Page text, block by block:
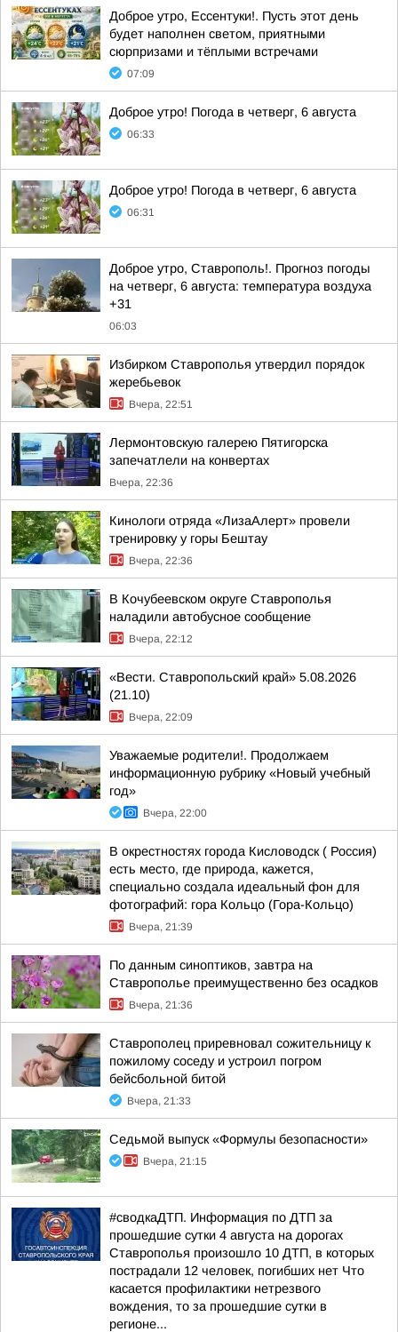
Доброе утро, Ессентуки!. Пусть этот день
будет наполнен светом, приятными
сюрпризами и тёплыми встречами
07:09
Доброе утро! Погода в четверг, 6 августа
06:33
Доброе утро! Погода в четверг, 6 августа
06:31
Доброе утро, Ставрополь!. Прогноз погоды
на четверг, 6 августа: температура воздуха
+31
06:03
Избирком Ставрополья утвердил порядок
жеребьевок
Вчера, 22:51
Лермонтовскую галерею Пятигорска
запечатлели на конвертах
Вчера, 22:36
Кинологи отряда «ЛизаАлерт» провели
тренировку у горы Бештау
Вчера, 22:36
В Кочубеевском округе Ставрополья
наладили автобусное сообщение
Вчера, 22:12
«Вести. Ставропольский край» 5.08.2026
(21.10)
Вчера, 22:09
Уважаемые родители!. Продолжаем
информационную рубрику «Новый учебный
год»
Вчера, 22:00
В окрестностях города Кисловодск ( Россия)
есть место, где природа, кажется,
специально создала идеальный фон для
фотографий: гора Кольцо (Гора-Кольцо)
Вчера, 21:39
По данным синоптиков, завтра на
Ставрополье преимущественно без осадков
Вчера, 21:36
Ставрополец приревновал сожительницу к
пожилому соседу и устроил погром
бейсбольной битой
Вчера, 21:33
Седьмой выпуск «Формулы безопасности»
Вчера, 21:15
#сводкаДТП. Информация по ДТП за
прошедшие сутки 4 августа на дорогах
Ставрополья произошло 10 ДТП, в которых
пострадали 12 человек, погибших нет Что
касается профилактики нетрезвого
вождения, то за прошедшие сутки в
регионе...